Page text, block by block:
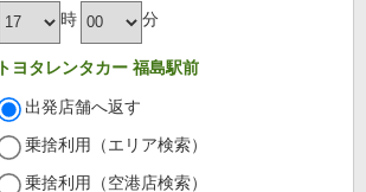
時 分
トヨタレンタカー 福島駅前
出発店舗へ返す
乗捨利用（エリア検索）
乗捨利用（空港店検索）